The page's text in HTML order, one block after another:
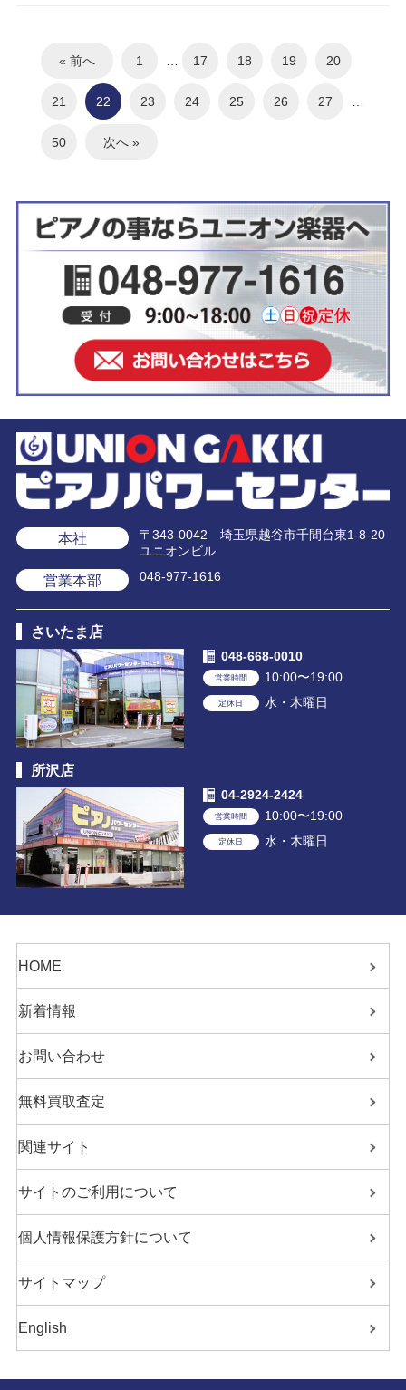
« 前へ 1 … 17 18 19 20
21 22 23 24 25 26 27 …
50 次へ »
本社
〒343-0042 埼玉県越谷市千間台東1-8-20
ユニオンビル
営業本部 048-977-1616
さいたま店
048-668-0010
営業時間 10:00〜19:00
定休日 水・木曜日
所沢店
04-2924-2424
営業時間 10:00〜19:00
定休日 水・木曜日
HOME
新着情報
お問い合わせ
無料買取査定
関連サイト
サイトのご利用について
個人情報保護方針について
サイトマップ
English